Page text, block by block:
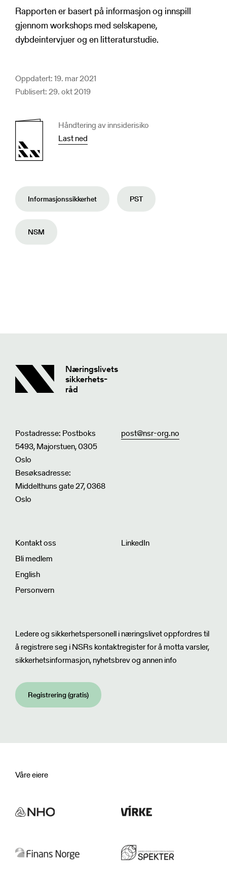
Rapporten er basert på informasjon og innspill
gjennom workshops med selskapene,
dybdeintervjuer og en litteraturstudie.
Oppdatert: 19. mar 2021
Publisert: 29. okt 2019
Håndtering av innsiderisiko
Last ned
Informasjonssikkerhet PST
NSM
Næringslivets
sikkerhets-
råd
Postadresse: Postboks
5493, Majorstuen, 0305
Oslo
Besøksadresse:
Middelthuns gate 27, 0368
Oslo
post@nsr-org.no
Kontakt oss
Bli medlem
English
Personvern
LinkedIn
Nyhetsbrev
Ledere og sikkerhetspersonell i næringslivet oppfordres til
å registrere seg i NSRs kontaktregister for å motta varsler,
sikkerhetsinformasjon, nyhetsbrev og annen info
Registrering (gratis)
Våre eiere